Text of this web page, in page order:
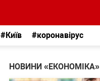
#Київ #коронавірус
НОВИНИ «ЕКОНОМІКА»